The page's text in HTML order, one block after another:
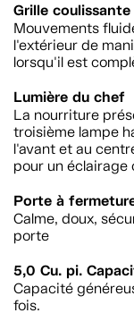
Grille coulissante
Mouvements
l'extérieur de
lorsqu'il est
Lumière du chef
La nourriture
troisième lampe
l'avant et au
pour un éclairage
Porte à
Calme, doux,
porte
5,0 Cu. pi.
Capacité
fois.